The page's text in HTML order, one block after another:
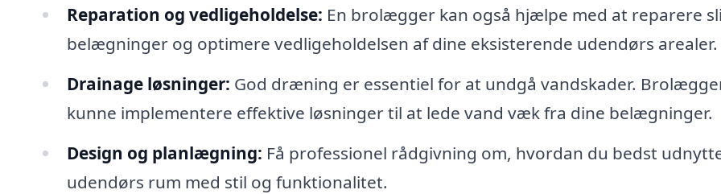
Reparation og vedligeholdelse: En brolægger kan også hjælpe med at reparere
belægninger og optimere vedligeholdelsen af dine eksisterende udendørs arealer.
Drainage løsninger: God dræning er essentiel for at undgå vandskader.
kunne implementere effektive løsninger til at lede vand væk fra dine belægninger.
Design og planlægning: Få professionel rådgivning om, hvordan du bedst
udendørs rum med stil og funktionalitet.